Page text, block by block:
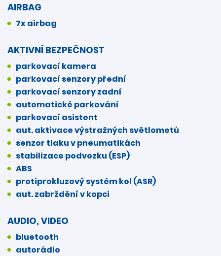
AIRBAG
7x airbag
AKTIVNÍ BEZPEČNOST
parkovací kamera
parkovací senzory přední
parkovací senzory zadní
automatické parkování
parkovací asistent
aut. aktivace výstražných světlometů
senzor tlaku v pneumatikách
stabilizace podvozku (ESP)
ABS
protiprokluzový systém kol (ASR)
aut. zabrždění v kopci
AUDIO, VIDEO
bluetooth
autorádio